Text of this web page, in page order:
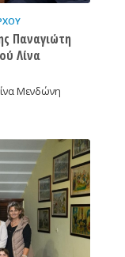
Παναγιώτη
Λίνα
Μενδώνη